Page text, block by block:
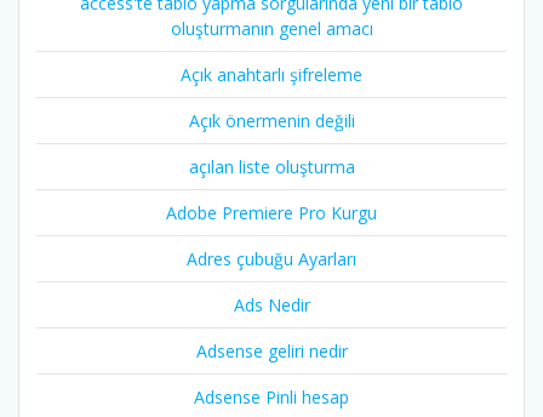
oluşturmanın genel amacı
Açık anahtarlı şifreleme
Açık önermenin değili
açılan liste oluşturma
Adobe Premiere Pro Kurgu
Adres çubuğu Ayarları
Ads Nedir
Adsense geliri nedir
Adsense Pinli hesap